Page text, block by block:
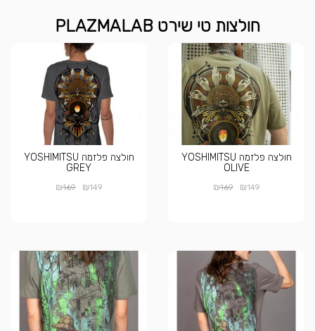
חולצות טי שירט PLAZMALAB
חולצה פלזמה YOSHIMITSU
OLIVE
₪149
₪169
חולצה פלזמה YOSHIMITSU
GREY
₪149
₪169